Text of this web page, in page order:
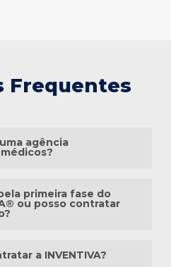
Frequentes
agência
em publicidade.
das
primeira fase do
ou posso contratar
a INVENTIVA?